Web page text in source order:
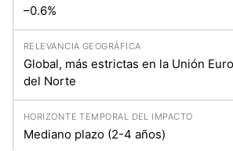
–0.6%
Global, más estrictas en la Unión
del Norte
Mediano plazo (2-4 años)